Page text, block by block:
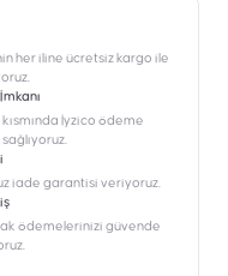
her iline ücretsiz kargo ile
İyzico ödeme
iade garantisi veriyoruz.
ödemelerinizi güvende